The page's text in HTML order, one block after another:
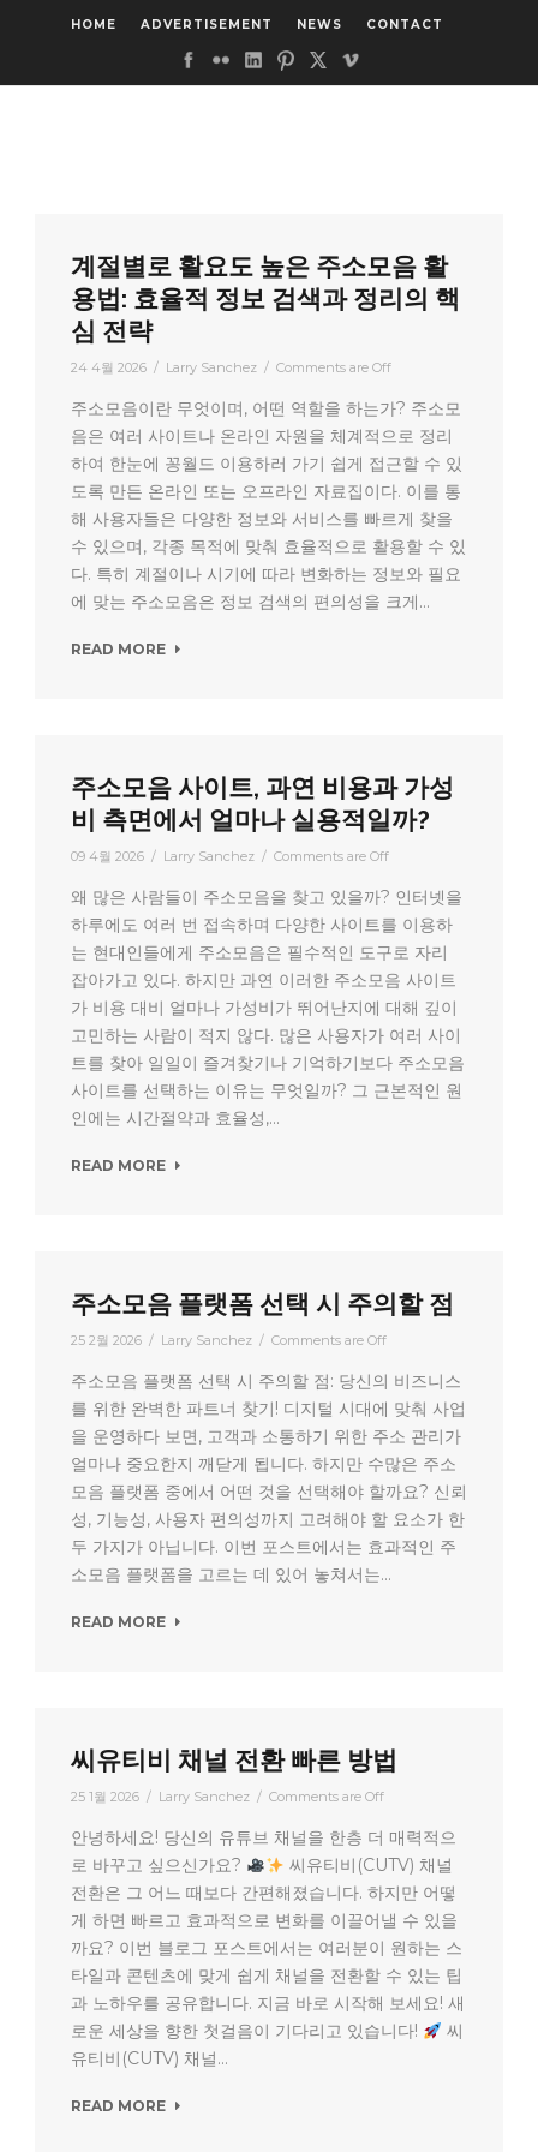
HOME ADVERTISEMENT NEWS CONTACT
계절별로 활요도 높은 주소모음 활
용법: 효율적 정보 검색과 정리의 핵
심 전략
24 4월 2026 / Larry Sanchez / Comments are Off
주소모음이란 무엇이며, 어떤 역할을 하는가? 주소모
음은 여러 사이트나 온라인 자원을 체계적으로 정리
하여 한눈에 꽁월드 이용하러 가기 쉽게 접근할 수 있
도록 만든 온라인 또는 오프라인 자료집이다. 이를 통
해 사용자들은 다양한 정보와 서비스를 빠르게 찾을
수 있으며, 각종 목적에 맞춰 효율적으로 활용할 수 있
다. 특히 계절이나 시기에 따라 변화하는 정보와 필요
에 맞는 주소모음은 정보 검색의 편의성을 크게...
READ MORE
주소모음 사이트, 과연 비용과 가성
비 측면에서 얼마나 실용적일까?
09 4월 2026 / Larry Sanchez / Comments are Off
왜 많은 사람들이 주소모음을 찾고 있을까? 인터넷을
하루에도 여러 번 접속하며 다양한 사이트를 이용하
는 현대인들에게 주소모음은 필수적인 도구로 자리
잡아가고 있다. 하지만 과연 이러한 주소모음 사이트
가 비용 대비 얼마나 가성비가 뛰어난지에 대해 깊이
고민하는 사람이 적지 않다. 많은 사용자가 여러 사이
트를 찾아 일일이 즐겨찾기나 기억하기보다 주소모음
사이트를 선택하는 이유는 무엇일까? 그 근본적인 원
인에는 시간절약과 효율성,...
READ MORE
주소모음 플랫폼 선택 시 주의할 점
25 2월 2026 / Larry Sanchez / Comments are Off
주소모음 플랫폼 선택 시 주의할 점: 당신의 비즈니스
를 위한 완벽한 파트너 찾기! 디지털 시대에 맞춰 사업
을 운영하다 보면, 고객과 소통하기 위한 주소 관리가
얼마나 중요한지 깨닫게 됩니다. 하지만 수많은 주소
모음 플랫폼 중에서 어떤 것을 선택해야 할까요? 신뢰
성, 기능성, 사용자 편의성까지 고려해야 할 요소가 한
두 가지가 아닙니다. 이번 포스트에서는 효과적인 주
소모음 플랫폼을 고르는 데 있어 놓쳐서는...
READ MORE
씨유티비 채널 전환 빠른 방법
25 1월 2026 / Larry Sanchez / Comments are Off
안녕하세요! 당신의 유튜브 채널을 한층 더 매력적으
로 바꾸고 싶으신가요?
씨유티비(CUTV) 채널
전환은 그 어느 때보다 간편해졌습니다. 하지만 어떻
게 하면 빠르고 효과적으로 변화를 이끌어낼 수 있을
까요? 이번 블로그 포스트에서는 여러분이 원하는 스
타일과 콘텐츠에 맞게 쉽게 채널을 전환할 수 있는 팁
과 노하우를 공유합니다. 지금 바로 시작해 보세요! 새
로운 세상을 향한 첫걸음이 기다리고 있습니다!
씨
유티비(CUTV) 채널...
READ MORE